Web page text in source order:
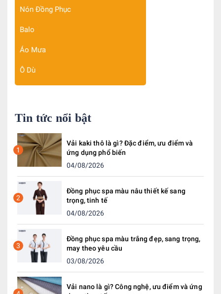
Nón Đồng Phục
Balo
Áo Mưa
Ô Dù
Tin tức nổi bật
1
Vải kaki thô là gì? Đặc điểm, ưu điểm và
ứng dụng phổ biến
04/08/2026
2
Đồng phục spa màu nâu thiết kế sang
trọng, tinh tế
04/08/2026
3
Đồng phục spa màu trắng đẹp, sang trọng,
may theo yêu cầu
03/08/2026
Vải nano là gì? Công nghệ, ưu điểm và ứng